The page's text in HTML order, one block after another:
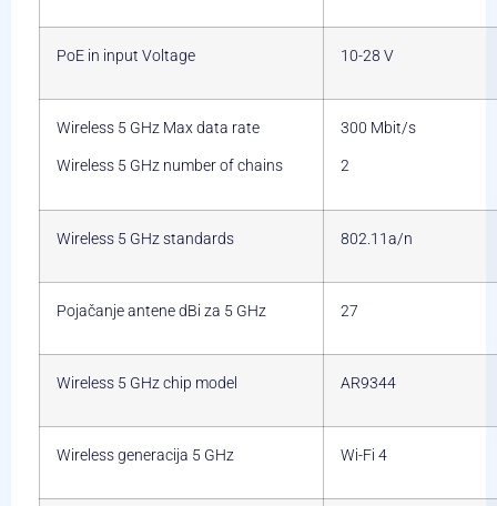
PoE in input Voltage 10-28 V
Wireless 5 GHz Max data rate
Wireless 5 GHz number of chains
300 Mbit/s
2
Wireless 5 GHz standards 802.11a/n
Pojačanje antene dBi za 5 GHz 27
Wireless 5 GHz chip model AR9344
Wireless generacija 5 GHz Wi-Fi 4